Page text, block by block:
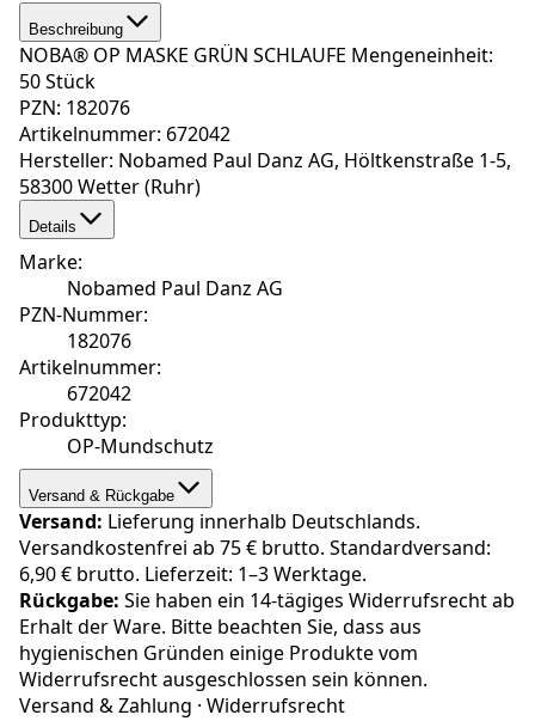
Beschreibung
NOBA® OP MASKE GRÜN SCHLAUFE Mengeneinheit:
50 Stück
PZN: 182076
Artikelnummer: 672042
Hersteller: Nobamed Paul Danz AG, Höltkenstraße 1-5,
58300 Wetter (Ruhr)
Details
Marke:
Nobamed Paul Danz AG
PZN-Nummer:
182076
Artikelnummer:
672042
Produkttyp:
OP-Mundschutz
Versand & Rückgabe
Versand: Lieferung innerhalb Deutschlands.
Versandkostenfrei ab 75 € brutto. Standardversand:
6,90 € brutto. Lieferzeit: 1–3 Werktage.
Rückgabe: Sie haben ein 14-tägiges Widerrufsrecht ab
Erhalt der Ware. Bitte beachten Sie, dass aus
hygienischen Gründen einige Produkte vom
Widerrufsrecht ausgeschlossen sein können.
Versand & Zahlung · Widerrufsrecht